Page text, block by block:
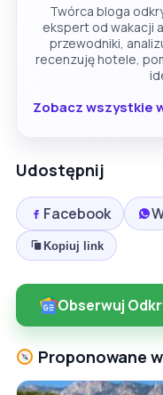
Twórca bloga
ekspert od wakacji
przewodniki,
recenzuję hotele,
Zobacz wszystkie
Udostępnij
Facebook
Kopiuj link
Obserwuj
Proponowane